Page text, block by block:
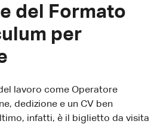
del Formato
per
lavoro come Operatore
dedizione e un CV ben
infatti, è il biglietto da visita